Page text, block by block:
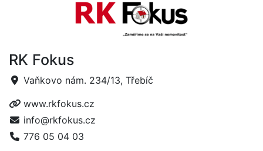
RK Fokus
Vaňkovo nám. 234/13, Třebíč
www.rkfokus.cz
info@rkfokus.cz
776 05 04 03